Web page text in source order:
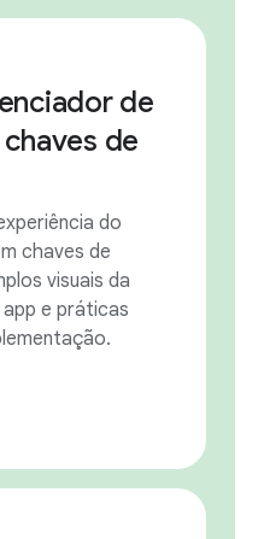
de
de
do
chaves de
visuais da
e práticas